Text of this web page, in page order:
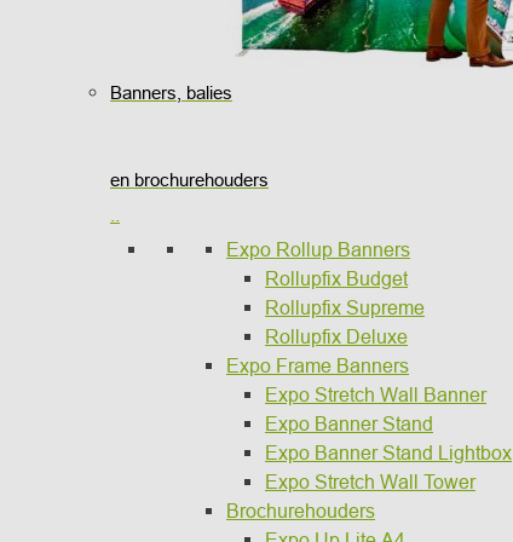
Banners, balies
en brochurehouders
Expo Rollup Banners
Rollupfix Budget
Rollupfix Supreme
Rollupfix Deluxe
Expo Frame Banners
Expo Stretch Wall Banner
Expo Banner Stand
Expo Banner Stand Lightbox
Expo Stretch Wall Tower
Brochurehouders